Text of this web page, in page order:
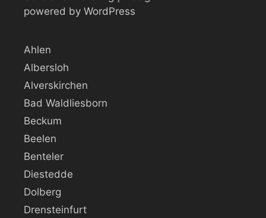
powered by WordPress
Ahlen
Albersloh
Alverskirchen
Bad Waldliesborn
Beckum
Beelen
Benteler
Diestedde
Dolberg
Drensteinfurt